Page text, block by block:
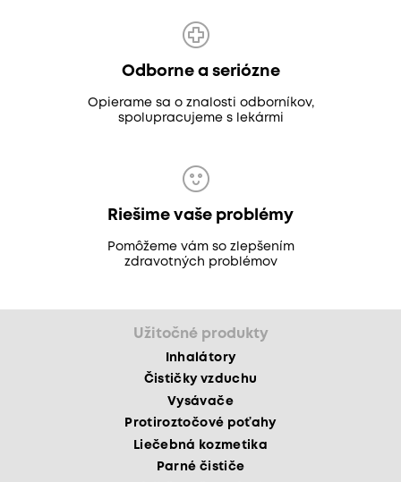
Odborne a seriózne
Opierame sa o znalosti odborníkov,
spolupracujeme s lekármi
Riešime vaše problémy
Pomôžeme vám so zlepšením
zdravotných problémov
Užitočné produkty
Inhalátory
Čističky vzduchu
Vysávače
Protiroztočové poťahy
Liečebná kozmetika
Parné čističe